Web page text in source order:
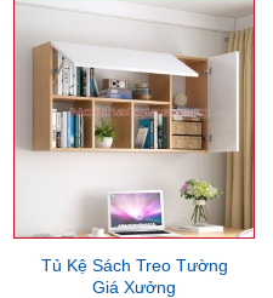
Tủ Kệ Sách Treo Tường
Giá Xưởng